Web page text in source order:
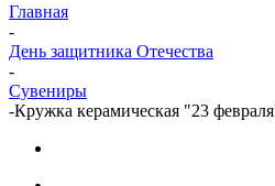
Главная
-
День защитника Отечества
-
Сувениры
-Кружка керамическая "23